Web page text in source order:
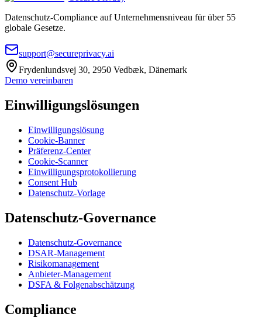
Datenschutz-Compliance auf Unternehmensniveau für über 55
globale Gesetze.
support@secureprivacy.ai
Frydenlundsvej 30, 2950 Vedbæk, Dänemark
Demo vereinbaren
Einwilligungslösungen
Einwilligungslösung
Cookie-Banner
Präferenz-Center
Cookie-Scanner
Einwilligungsprotokollierung
Consent Hub
Datenschutz-Vorlage
Datenschutz-Governance
Datenschutz-Governance
DSAR-Management
Risikomanagement
Anbieter-Management
DSFA & Folgenabschätzung
Compliance